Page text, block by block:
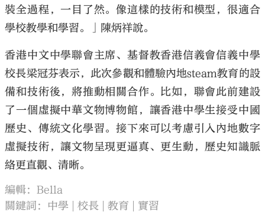
裝全過程，一目了然。像這樣的技術和模型，很適合
學校教學和學習。」陳炳祥說。
香港中文中學聯會主席、基督教香港信義會信義中學
校長梁冠芬表示，此次參觀和體驗內地steam教育的設
備和技術後，將推動相關合作。比如，聯會此前建設
了一個虛擬中華文物博物館，讓香港中學生接受中國
歷史、傳統文化學習。接下來可以考慮引入內地數字
虛擬技術，讓文物呈現更逼真、更生動，歷史知識脈
絡更直觀、清晰。
編輯：Bella
關鍵詞： 中學 校長 教育 實習